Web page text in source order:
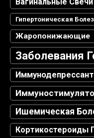
Гипертоническая
Жаропонижающие
Заболевания
Ишемическая
Кортикостероиды